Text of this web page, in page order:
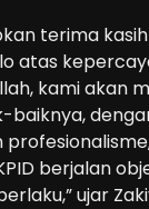
terima
atas
kami akan
baiknya,
berjalan
ujar